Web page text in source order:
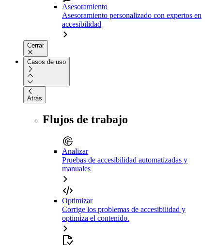
Asesoramiento
Asesoramiento personalizado con expertos en
accesibilidad
Cerrar
Casos de uso
Atrás
Flujos de trabajo
Analizar
Pruebas de accesibilidad automatizadas y
manuales
Optimizar
Corrige los problemas de accesibilidad y
optimiza el contenido.